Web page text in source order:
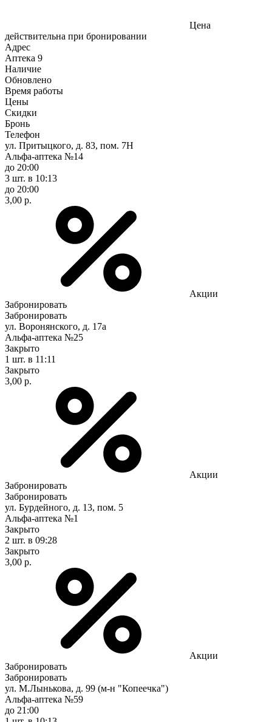
Цена
действительна при бронировании
Адрес
Аптека 9
Наличие
Обновлено
Время работы
Цены
Скидки
Бронь
Телефон
ул. Притыцкого, д. 83, пом. 7Н
Альфа-аптека №14
до 20:00
3 шт. в 10:13
до 20:00
3,00 р.
Акции
Забронировать
Забронировать
ул. Воронянского, д. 17а
Альфа-аптека №25
Закрыто
1 шт. в 11:11
Закрыто
3,00 р.
Акции
Забронировать
Забронировать
ул. Бурдейного, д. 13, пом. 5
Альфа-аптека №1
Закрыто
2 шт. в 09:28
Закрыто
3,00 р.
Акции
Забронировать
Забронировать
ул. М.Лынькова, д. 99 (м-н "Копеечка")
Альфа-аптека №59
до 21:00